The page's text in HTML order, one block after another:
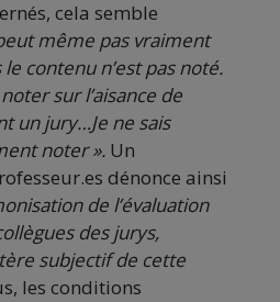
cela semble
même pas vraiment
contenu n’est pas noté.
sur l’aisance de
un jury…Je ne sais
noter ». Un
dénonce ainsi
de l’évaluation
des jurys,
subjectif de cette
les conditions